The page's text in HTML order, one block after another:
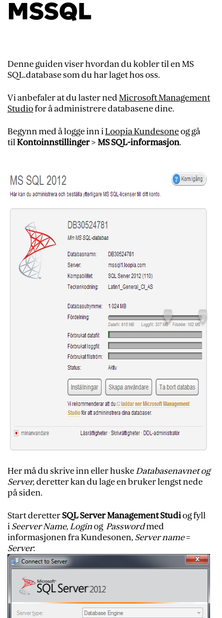
MSSQL
Denne guiden viser hvordan du kobler til en MS
SQL.database som du har laget hos oss.
Vi anbefaler at du laster nedMicrosoft Management
Studiofor å administrere databasene dine.
Begynn med å logge inn iLoopia Kundesoneog gå
tilKontoinnstillinger>MS SQL-informasjon.
Her må du skrive inn eller huskeDatabasenavnet og
Server,deretter kan du lage en bruker lengst nede
på siden.
Start deretterSQL Server Management Studiog fyll
iSeerver Name, Loginog Passwordmed
informasjonen fra Kundesonen, Server name=
Server: